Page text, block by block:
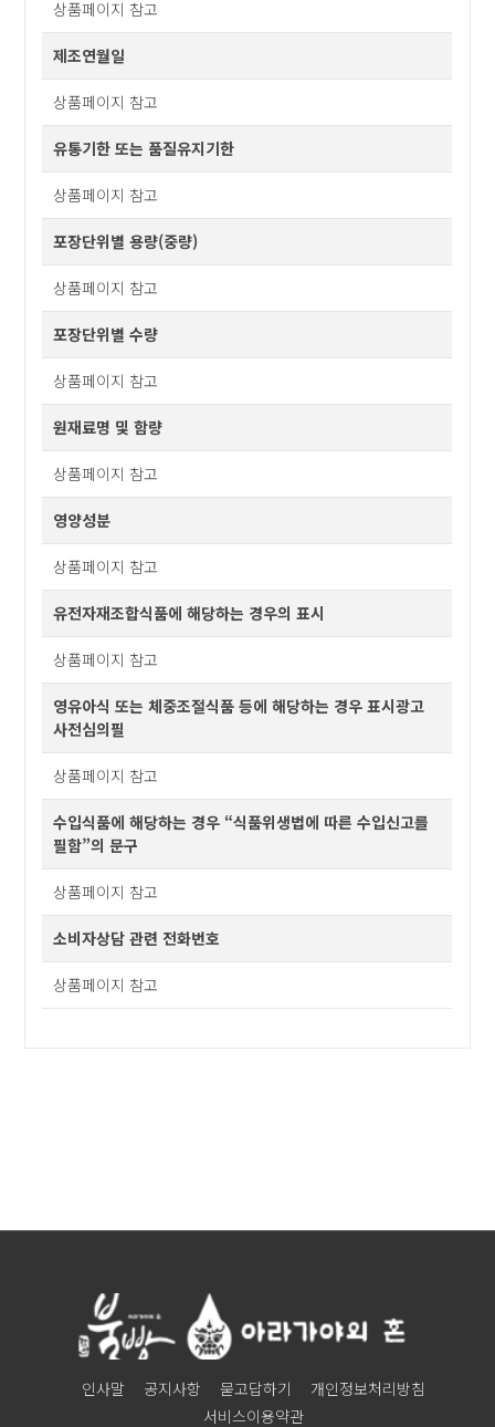
상품페이지 참고
제조연월일
상품페이지 참고
유통기한 또는 품질유지기한
상품페이지 참고
포장단위별 용량(중량)
상품페이지 참고
포장단위별 수량
상품페이지 참고
원재료명 및 함량
상품페이지 참고
영양성분
상품페이지 참고
유전자재조합식품에 해당하는 경우의 표시
상품페이지 참고
영유아식 또는 체중조절식품 등에 해당하는 경우 표시광고
사전심의필
상품페이지 참고
수입식품에 해당하는 경우 “식품위생법에 따른 수입신고를
필함”의 문구
상품페이지 참고
소비자상담 관련 전화번호
상품페이지 참고
인사말 공지사항 묻고답하기
개인정보처리방침
서비스이용약관